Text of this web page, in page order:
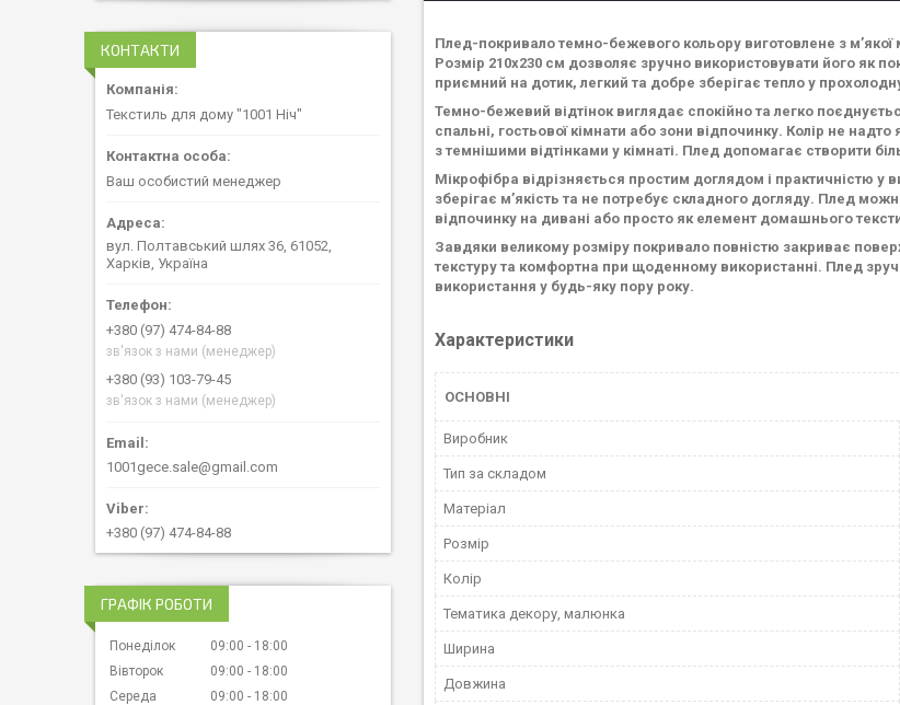
Плед-покривало темно-бежевого кольору виготовлене з
Розмір 210х230 см дозволяє зручно використовувати його як
приємний на дотик, легкий та добре зберігає тепло у
Темно-бежевий відтінок виглядає спокійно та легко
спальні, гостьової кімнати або зони відпочинку. Колір не
з темнішими відтінками у кімнаті. Плед допомагає створити
Мікрофібра відрізняється простим доглядом і практичністю
зберігає м’якість та не потребує складного догляду. Плед
відпочинку на дивані або просто як елемент домашнього
Завдяки великому розміру покривало повністю закриває
текстуру та комфортна при щоденному використанні. Плед
використання у будь-яку пору року.
Характеристики
ОСНОВНІ
Виробник
Тип за складом
Матеріал
Розмір
Колір
Тематика декору, малюнка
Ширина
Довжина
КОНТАКТИ
Текстиль для дому "1001 Ніч"
Ваш особистий менеджер
вул. Полтавський шлях 36, 61052,
Харків, Україна
+380 (97) 474-84-88
зв'язок з нами (менеджер)
+380 (93) 103-79-45
зв'язок з нами (менеджер)
1001gece.sale@gmail.com
+380 (97) 474-84-88
ГРАФІК РОБОТИ
Понеділок 09:00
18:00
Вівторок
09:00
18:00
Середа
09:00
18:00